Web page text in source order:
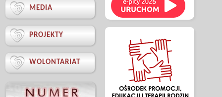
 MEDIA
 PROJEKTY
 WOLONTARIAT